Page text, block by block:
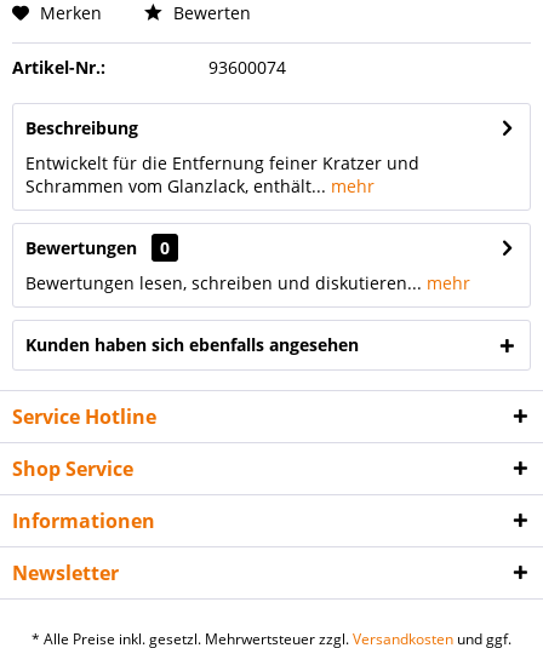
Merken Bewerten
Artikel-Nr.: 93600074
Beschreibung
Entwickelt für die Entfernung feiner Kratzer und
Schrammen vom Glanzlack, enthält... mehr
Bewertungen
0
Bewertungen lesen, schreiben und diskutieren... mehr
Kunden haben sich ebenfalls angesehen
Service Hotline
Shop Service
Informationen
Newsletter
* Alle Preise inkl. gesetzl. Mehrwertsteuer zzgl.Versandkosten und ggf.